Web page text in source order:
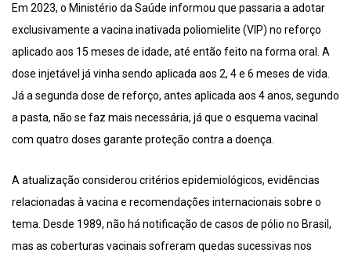
Em 2023, o Ministério da Saúde informou que passaria a adotar
exclusivamente a vacina inativada poliomielite (VIP) no reforço
aplicado aos 15 meses de idade, até então feito na forma oral. A
dose injetável já vinha sendo aplicada aos 2, 4 e 6 meses de vida.
Já a segunda dose de reforço, antes aplicada aos 4 anos, segundo
a pasta, não se faz mais necessária, já que o esquema vacinal
com quatro doses garante proteção contra a doença.
A atualização considerou critérios epidemiológicos, evidências
relacionadas à vacina e recomendações internacionais sobre o
tema. Desde 1989, não há notificação de casos de pólio no Brasil,
mas as coberturas vacinais sofreram quedas sucessivas nos